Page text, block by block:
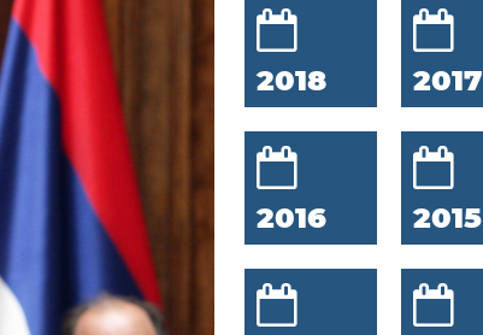
2018 2017
2016 2015